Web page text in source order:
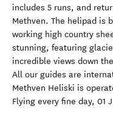
includes 5 runs, and
Methven. The helipad is
working high country
stunning, featuring
incredible views down
All our guides are
Methven Heliski is
Flying every fine day, 01